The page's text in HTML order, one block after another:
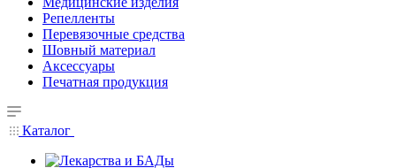
Репелленты
Перевязочные средства
Шовный материал
Аксессуары
Печатная продукция
Каталог